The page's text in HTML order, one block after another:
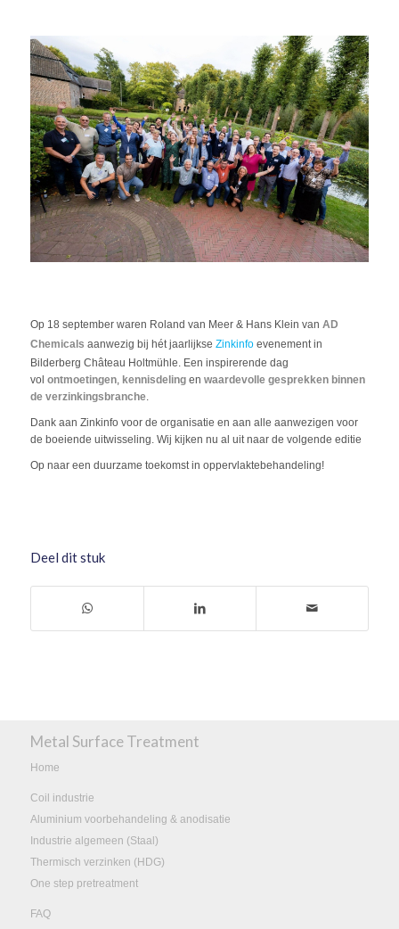
Op 18 september waren Roland van Meer & Hans Klein van AD
Chemicals aanwezig bij hét jaarlijkse Zinkinfoevenement in
Bilderberg Château Holtmühle. Een inspirerende dag
vol ontmoetingen, kennisdelingen waardevolle gesprekken binnen
de verzinkingsbranche.
Dank aan Zinkinfo voor de organisatie en aan alle aanwezigen voor
de boeiende uitwisseling. Wij kijken nu al uit naar de volgende editie
Op naar een duurzame toekomst in oppervlaktebehandeling!
Deel dit stuk
Metal Surface Treatment
Home
Coil industrie
Aluminium voorbehandeling & anodisatie
Industrie algemeen (Staal)
Thermisch verzinken (HDG)
One step pretreatment
FAQ